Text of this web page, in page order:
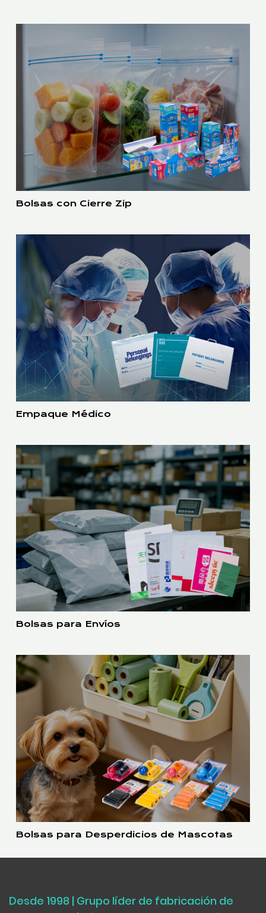
Bolsas con Cierre Zip
Empaque Médico
Bolsas para Envíos
Bolsas para Desperdicios de Mascotas
Desde 1998 | Grupo líder de fabricación de